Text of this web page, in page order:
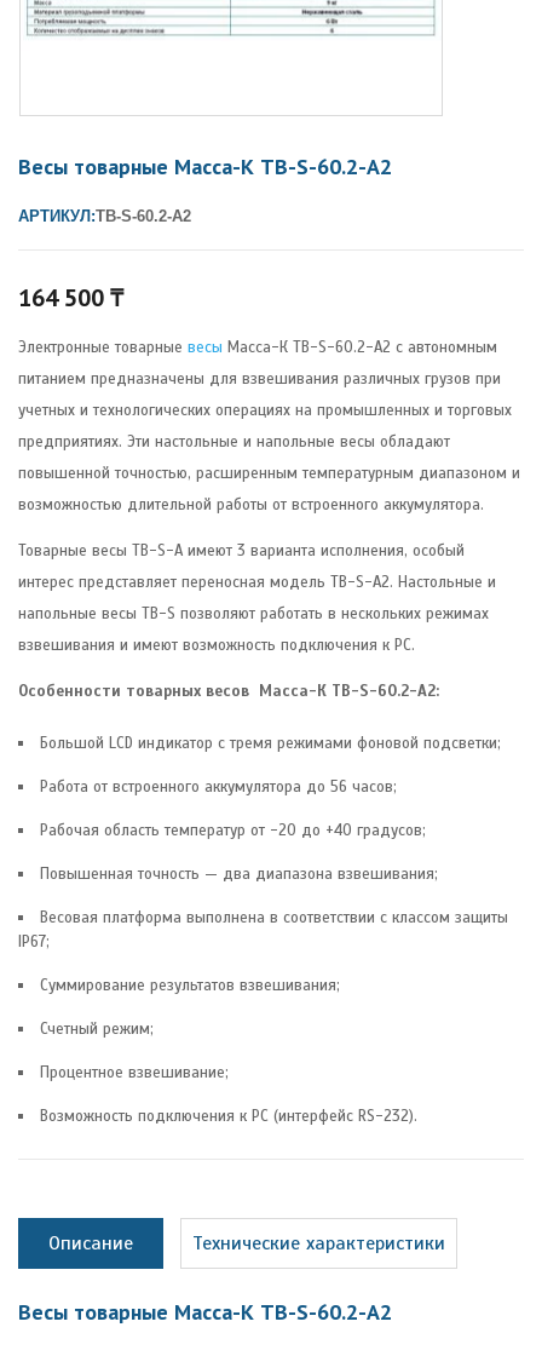
Весы товарные Масса-К ТB-S-60.2-А2
АРТИКУЛ:ТВ-S-60.2-А2
164 500₸
Электронные товарные весы Масса-К ТB-S-60.2-А2 c автономным
питанием предназначены для взвешивания различных грузов при
учетных и технологических операциях на промышленных и торговых
предприятиях. Эти настольные и напольные весы обладают
повышенной точностью, расширенным температурным диапазоном и
возможностью длительной работы от встроенного аккумулятора.
Товарные весы TB-S-А имеют 3 варианта исполнения, особый
интерес представляет переносная модель TB-S-А2. Настольные и
напольные весы TB-S позволяют работать в нескольких режимах
взвешивания и имеют возможность подключения к РС.
Особенности товарных весов Масса-К TB-S-60.2-А2:
Большой LCD индикатор с тремя режимами фоновой подсветки;
Работа от встроенного аккумулятора до 56 часов;
Рабочая область температур от -20 до +40 градусов;
Повышенная точность — два диапазона взвешивания;
Весовая платформа выполнена в соответствии с классом защиты
IP67;
Суммирование результатов взвешивания;
Счетный режим;
Процентное взвешивание;
Возможность подключения к PC (интерфейс RS-232).
Описание Технические характеристики
Весы товарные Масса-К ТB-S-60.2-А2